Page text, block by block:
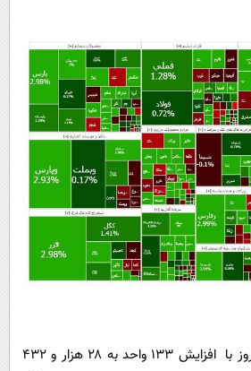
شاخص فرابورس هم امروز با افزایش ۱۳۳ واحد به ۲۸ هزار و ۴۳۲